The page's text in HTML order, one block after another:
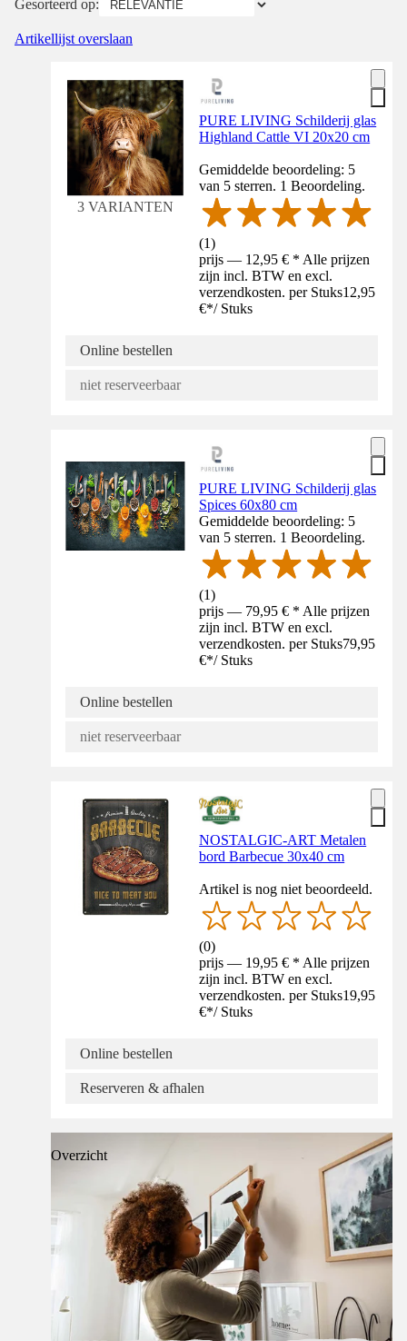
Gesorteerd op:
Artikellijst overslaan
3 VARIANTEN
PURE LIVING Schilderij glas
Highland Cattle VI 20x20 cm
Gemiddelde beoordeling: 5
van 5 sterren. 1 Beoordeling.
(1)
prijs — 12,95 € * Alle prijzen
zijn incl. BTW en excl.
verzendkosten. per Stuks12,95
€*/ Stuks
Online bestellen
niet reserveerbaar
PURE LIVING Schilderij glas
Spices 60x80 cm
Gemiddelde beoordeling: 5
van 5 sterren. 1 Beoordeling.
(1)
prijs — 79,95 € * Alle prijzen
zijn incl. BTW en excl.
verzendkosten. per Stuks79,95
€*/ Stuks
Online bestellen
niet reserveerbaar
NOSTALGIC-ART Metalen
bord Barbecue 30x40 cm
Artikel is nog niet beoordeeld.
(0)
prijs — 19,95 € * Alle prijzen
zijn incl. BTW en excl.
verzendkosten. per Stuks19,95
€*/ Stuks
Online bestellen
Reserveren & afhalen
Overzicht